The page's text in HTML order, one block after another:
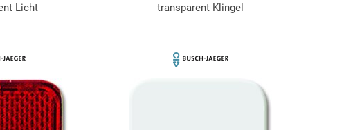
Licht
transparent Klingel